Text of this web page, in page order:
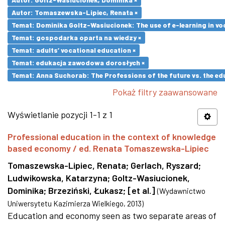
Autor: Tomaszewska-Lipiec, Renata ×
Temat: Dominika Goltz-Wasiucionek: The use of e-learning in
Temat: gospodarka oparta na wiedzy ×
Temat: adults’ vocational education ×
Temat: edukacja zawodowa dorosłych ×
Temat: Anna Suchorab: The Professions of the future vs. the
Pokaż filtry zaawansowane
Wyświetlanie pozycji 1-1 z 1
Professional education in the context of knowledge
based economy / ed. Renata Tomaszewska-Lipiec
Tomaszewska-Lipiec, Renata; Gerlach, Ryszard;
Ludwikowska, Katarzyna; Goltz-Wasiucionek,
Dominika; Brzeziński, Łukasz; [et al.] (Wydawnictwo
Uniwersytetu Kazimierza Wielkiego, 2013)
Education and economy seen as two separate areas of